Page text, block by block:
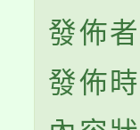
發佈
發佈